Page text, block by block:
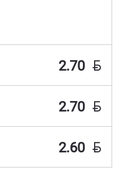
2.70 BYN
2.70 BYN
2.60 BYN